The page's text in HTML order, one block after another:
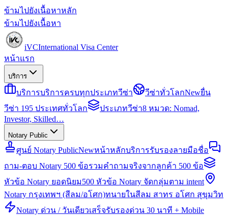
ข้ามไปยังเนื้อหาหลัก
ข้ามไปยังเนื้อหา
iVCInternational Visa Center
หน้าแรก
บริการ
บริการบริการครบทุกประเภทวีซ่า วีซ่าทั่วโลกNewยื่น
วีซ่า 195 ประเทศทั่วโลก
ประเภทวีซ่า8 หมวด: Nomad,
Investor, Skilled…
Notary Public
ศูนย์ Notary PublicNewหน้าหลักบริการรับรองลายมือชื่อ
ถาม-ตอบ Notary 500 ข้อรวมคำถามจริงจากลูกค้า 500 ข้อ
หัวข้อ Notary ยอดนิยม500 หัวข้อ Notary จัดกลุ่มตาม intent
Notary กรุงเทพฯ (สีลม/อโศก)ทนายในสีลม สาทร อโศก สุขุมวิท
Notary ด่วน / วันเดียวเสร็จรับรองด่วน 30 นาที + Mobile